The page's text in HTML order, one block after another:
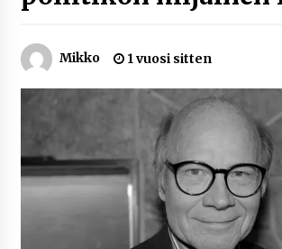
Matti Koivisto toimittaja ikä –
1 viikko sitten
Netflix, YouTube, TikTok,
osana samaa ilmiötä
2 viikkoa sitten
Jaakko Selin puoliso Simo –
rakkaustarina, elämäntyö ja
Mikko 1 vuosi sitten